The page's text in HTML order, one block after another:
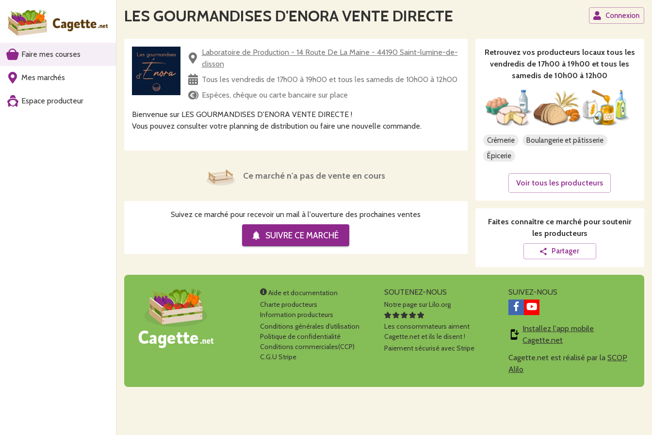
Faire mes courses
Mes marchés
Espace producteur
LES GOURMANDISES D'ENORA VENTE DIRECTE Connexion
Laboratoire de Production - 14 Route De La Maine - 44190 Saint-lumine-de-
clisson
Tous les vendredis de 17h00 à 19h00 et tous les samedis de 10h00 à 12h00
Espèces, chèque ou carte bancaire sur place
Bienvenue sur LES GOURMANDISES D'ENORA VENTE DIRECTE !
Vous pouvez consulter votre planning de distribution ou faire une nouvelle commande.
Ce marché n'a pas de vente en cours
Suivez ce marché pour recevoir un mail à l'ouverture des prochaines ventes
SUIVRE CE MARCHÉ
Retrouvez vos producteurs locaux tous les
vendredis de 17h00 à 19h00 et tous les
samedis de 10h00 à 12h00
Crèmerie
Boulangerie et pâtisserie
Épicerie
Voir tous les producteurs
Faites connaître ce marché pour soutenir
les producteurs
Partager
Aide et documentation
Charte producteurs
Information producteurs
Conditions générales d'utilisation
Politique de confidentialité
Conditions commerciales(CCP)
C.G.U Stripe
SOUTENEZ-NOUS
Notre page sur Lilo.org
Les consommateurs aiment
Cagette.net et ils le disent !
Paiement sécurisé avec Stripe
SUIVEZ-NOUS
Installez l'app mobile
Cagette.net
Cagette.net est réalisé par la SCOP
Alilo